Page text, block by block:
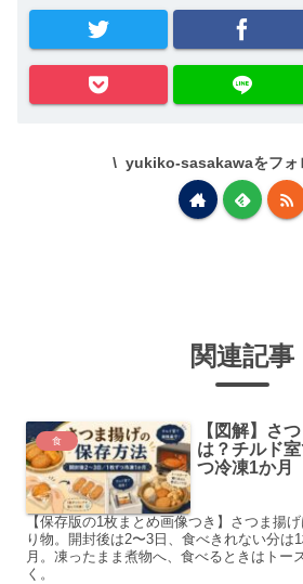
yukiko-sasakawaをフォ
関連記事
食
【図解】さ
は？チルド
つ冷凍1か月
【保存版の1枚まとめ画像つき】さつま揚
り物。開封後は2〜3日、食べきれない分は
月。凍ったまま煮物へ、食べるときはトー
く。